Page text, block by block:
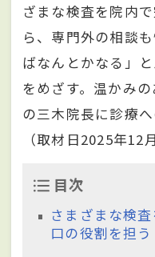
ざまな検査を院内
ら、専門外の相談
ばなんとかなる」
をめざす。温かみ
の三木院長に診療へ
（取材日2025年12
目次
さまざまな検
口の役割を担う